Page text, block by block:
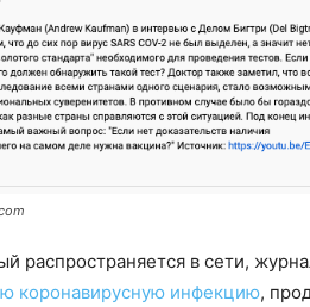
распространяется в сети,
коронавирусную инфекцию,